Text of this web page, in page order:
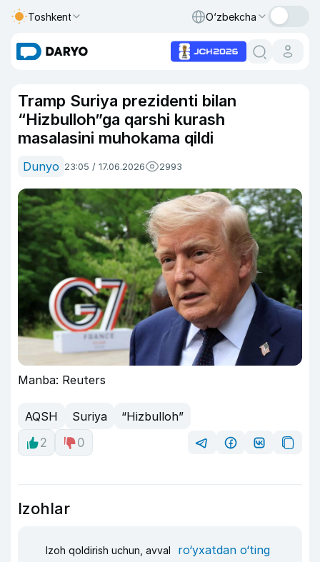
Toshkent O‘zbekcha
Tramp Suriya prezidenti bilan
“Hizbulloh”ga qarshi kurash
masalasini muhokama qildi
Dunyo 23:05 / 17.06.2026 2993
Manba: Reuters
AQSH Suriya
“Hizbulloh”
2
0
Izohlar
Izoh qoldirish uchun, avval ro‘yxatdan o‘ting